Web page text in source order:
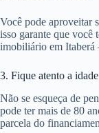
Você pode aproveitar
isso garante que você
imobiliário em Itaberá
3. Fique atento a idade
Não se esqueça de
pode ter mais de 80
parcela do